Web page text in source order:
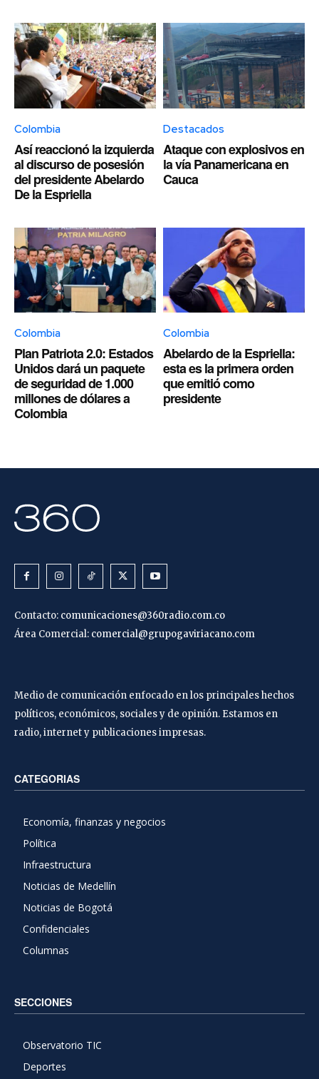
Colombia
Así reaccionó la izquierda
al discurso de posesión
del presidente Abelardo
De la Espriella
Destacados
Ataque con explosivos en
la vía Panamericana en
Cauca
Colombia
Plan Patriota 2.0: Estados
Unidos dará un paquete
de seguridad de 1.000
millones de dólares a
Colombia
Colombia
Abelardo de la Espriella:
esta es la primera orden
que emitió como
presidente
Contacto: comunicaciones@360radio.com.co
Área Comercial: comercial@grupogaviriacano.com
Medio de comunicación enfocado en los principales hechos
políticos, económicos, sociales y de opinión. Estamos en
radio, internet y publicaciones impresas.
CATEGORIAS
Economía, finanzas y negocios
Política
Infraestructura
Noticias de Medellín
Noticias de Bogotá
Confidenciales
Columnas
SECCIONES
Observatorio TIC
Deportes